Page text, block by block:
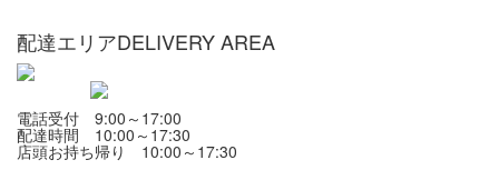
配達エリアDELIVERY AREA
電話受付 9:00～17:00
配達時間 10:00～17:30
店頭お持ち帰り 10:00～17:30